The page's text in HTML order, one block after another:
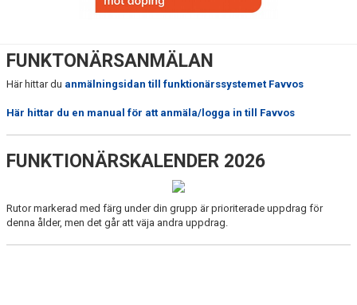
FUNKTONÄRSANMÄLAN
Här hittar du anmälningsidan till funktionärssystemet Favvos
Här hittar du en manual för att anmäla/logga in till Favvos
FUNKTIONÄRSKALENDER 2026
Rutor markerad med färg under din grupp är prioriterade uppdrag för
denna ålder, men det går att väja andra uppdrag.